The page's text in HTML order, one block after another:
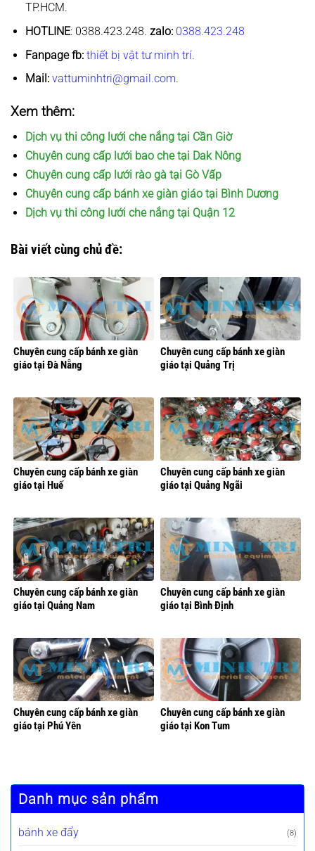
Danh mục sản phẩm
bánh xe đẩy (8)
TP.HCM.
HOTLINE: 0388.423.248. zalo: 0388.423.248
Fanpage fb: thiết bị vật tư minh trí.
Mail: vattuminhtri@gmail.com.
Xem thêm:
Dịch vụ thi công lưới che nắng tại Cần Giờ
Chuyên cung cấp lưới bao che tại Dak Nông
Chuyên cung cấp lưới rào gà tại Gò Vấp
Chuyên cung cấp bánh xe giàn giáo tại Bình Dương
Dịch vụ thi công lưới che nắng tại Quận 12
Bài viết cùng chủ đề:
Chuyên cung cấp bánh xe giàn
giáo tại Đà Nẵng
Chuyên cung cấp bánh xe giàn
giáo tại Quảng Trị
Chuyên cung cấp bánh xe giàn
giáo tại Huế
Chuyên cung cấp bánh xe giàn
giáo tại Quảng Ngãi
Chuyên cung cấp bánh xe giàn
giáo tại Quảng Nam
Chuyên cung cấp bánh xe giàn
giáo tại Bình Định
Chuyên cung cấp bánh xe giàn
giáo tại Phú Yên
Chuyên cung cấp bánh xe giàn
giáo tại Kon Tum